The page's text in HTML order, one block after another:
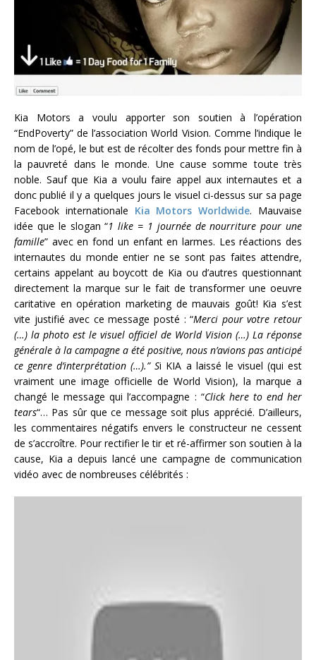
Kia Motors a voulu apporter son soutien à l’opération
“EndPoverty” de l’association World Vision. Comme l’indique le
nom de l’opé, le but est de récolter des fonds pour mettre fin à
la pauvreté dans le monde. Une cause somme toute très
noble. Sauf que Kia a voulu faire appel aux internautes et a
donc publié il y a quelques jours le visuel ci-dessus sur sa page
Facebook internationale Kia Motors Worldwide. Mauvaise
idée que le slogan “1 like = 1 journée de nourriture pour une
famille” avec en fond un enfant en larmes. Les réactions des
internautes du monde entier ne se sont pas faites attendre,
certains appelant au boycott de Kia ou d’autres questionnant
directement la marque sur le fait de transformer une oeuvre
caritative en opération marketing de mauvais goût! Kia s’est
vite justifié avec ce message posté : “Merci pour votre retour
(…) la photo est le visuel officiel de World Vision (…) La réponse
générale à la campagne a été positive, nous n’avions pas anticipé
ce genre d’interprétation (…).” Si KIA a laissé le visuel (qui est
vraiment une image officielle de World Vision), la marque a
changé le message qui l’accompagne : “Click here to end her
tears“… Pas sûr que ce message soit plus apprécié. D’ailleurs,
les commentaires négatifs envers le constructeur ne cessent
de s’accroître. Pour rectifier le tir et ré-affirmer son soutien à la
cause, Kia a depuis lancé une campagne de communication
vidéo avec de nombreuses célébrités :